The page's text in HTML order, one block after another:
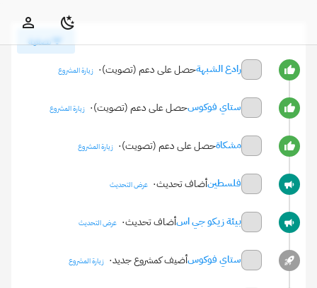
النبضات
تصفية
رادع الشبهةحصل على دعم (تصويت)· زيارة المشروع
ستاي فوكوسحصل على دعم (تصويت)· زيارة المشروع
مشكاةحصل على دعم (تصويت)· زيارة المشروع
فلسطينأضاف تحديث· عرض التحديث
بيئة زيكو جي اسأضاف تحديث· عرض التحديث
ستاي فوكوسأضيف كمشروع جديد· زيارة المشروع